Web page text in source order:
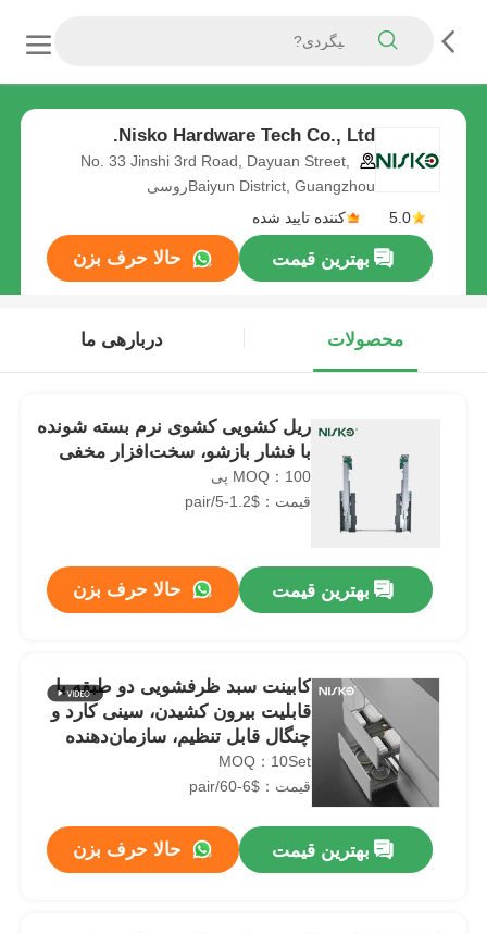
Nisko Hardware Tech Co., Ltd.
No. 33 Jinshi 3rd Road, Dayuan Street,
Baiyun District, Guangzhouروسی
5.0
کننده تایید شده
بهترین قیمت حالا حرف بزن
محصولات دربارهی ما
ریل کشویی کشوی نرم بسته شونده
با فشار بازشو، سخت‌افزار مخفی
MOQ：100 پی
قیمت：$1.2-5/pair
بهترین قیمت حالا حرف بزن
کابینت سبد ظرفشویی دو طبقه با
قابلیت بیرون کشیدن، سینی کارد و
چنگال قابل تنظیم، سازمان‌دهنده
آشپزخانه
MOQ：10Set
قیمت：$6-60/pair
بهترین قیمت حالا حرف بزن